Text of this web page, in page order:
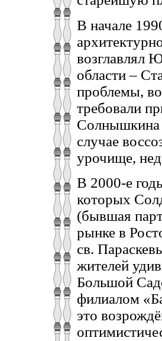
В начале
возглавлял
области –
проблемы,
требовали
Солнышкина
случае
урочище,
В 2000‑е
которых
(бывшая
рынке в
св.
жителей
Большой
филиалом
это